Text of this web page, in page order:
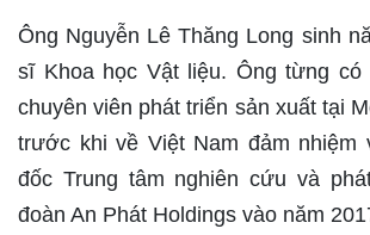
Ông Nguyễn Lê Thăng Long sinh
sĩ Khoa học Vật liệu. Ông từng có
chuyên viên phát triển sản xuất tại
trước khi về Việt Nam đảm nhiệm
đốc Trung tâm nghiên cứu và
đoàn An Phát Holdings vào năm